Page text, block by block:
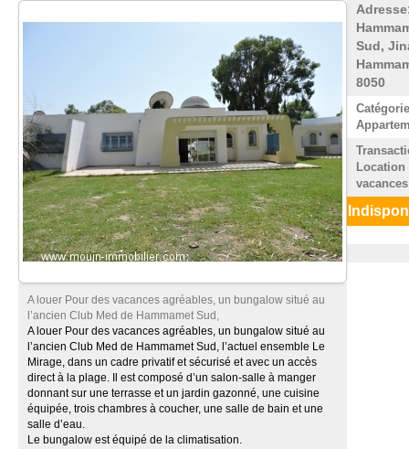
A louer Pour des vacances agréables, un bungalow situé au
l’ancien Club Med de Hammamet Sud,
A louer Pour des vacances agréables, un bungalow situé au
l’ancien Club Med de Hammamet Sud, l’actuel ensemble Le
Mirage, dans un cadre privatif et sécurisé et avec un accès
direct à la plage. Il est composé d’un salon-salle à manger
donnant sur une terrasse et un jardin gazonné, une cuisine
équipée, trois chambres à coucher, une salle de bain et une
salle d’eau.
Le bungalow est équipé de la climatisation.
Sud,
8050
Location
vacances